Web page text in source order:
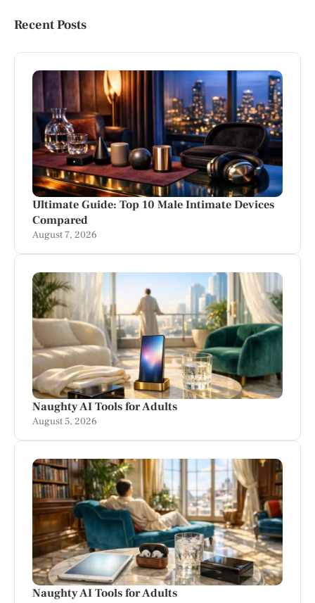
Recent Posts
Ultimate Guide: Top 10 Male Intimate Devices
Compared
August 7, 2026
Naughty AI Tools for Adults
August 5, 2026
Naughty AI Tools for Adults